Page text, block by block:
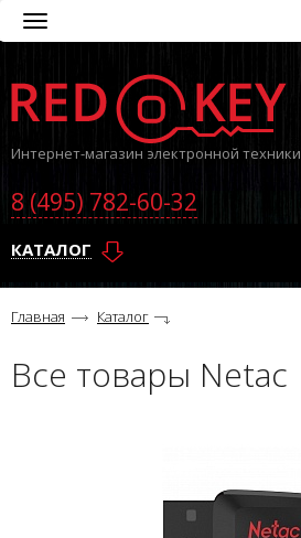
Toggle
navigation
Интернет-магазин электронной техники
8 (495) 782-60-32
КАТАЛОГ
Главная Каталог
Все товары Netac